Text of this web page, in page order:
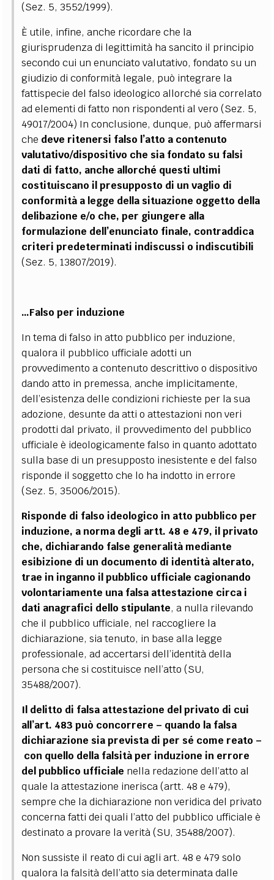
(Sez. 5, 3552/1999).
È utile, infine, anche ricordare che la
giurisprudenza di legittimità ha sancito il principio
secondo cui un enunciato valutativo, fondato su un
giudizio di conformità legale, può integrare la
fattispecie del falso ideologico allorché sia correlato
ad elementi di fatto non rispondenti al vero (Sez. 5,
49017/2004) In conclusione, dunque, può affermarsi
che deve ritenersi falso l’atto a contenuto
valutativo/dispositivo che sia fondato su falsi
dati di fatto, anche allorché questi ultimi
costituiscano il presupposto di un vaglio di
conformità a legge della situazione oggetto della
delibazione e/o che, per giungere alla
formulazione dell’enunciato finale, contraddica
criteri predeterminati indiscussi o indiscutibili
(Sez. 5, 13807/2019).
…Falso per induzione
In tema di falso in atto pubblico per induzione,
qualora il pubblico ufficiale adotti un
provvedimento a contenuto descrittivo o dispositivo
dando atto in premessa, anche implicitamente,
dell’esistenza delle condizioni richieste per la sua
adozione, desunte da atti o attestazioni non veri
prodotti dal privato, il provvedimento del pubblico
ufficiale è ideologicamente falso in quanto adottato
sulla base di un presupposto inesistente e del falso
risponde il soggetto che lo ha indotto in errore
(Sez. 5, 35006/2015).
Risponde di falso ideologico in atto pubblico per
induzione, a norma degli artt. 48 e 479, il privato
che, dichiarando false generalità mediante
esibizione di un documento di identità alterato,
trae in inganno il pubblico ufficiale cagionando
volontariamente una falsa attestazione circa i
dati anagrafici dello stipulante, a nulla rilevando
che il pubblico ufficiale, nel raccogliere la
dichiarazione, sia tenuto, in base alla legge
professionale, ad accertarsi dell’identità della
persona che si costituisce nell’atto (SU,
35488/2007).
Il delitto di falsa attestazione del privato di cui
all’art. 483 può concorrere – quando la falsa
dichiarazione sia prevista di per sé come reato –
con quello della falsità per induzione in errore
del pubblico ufficiale nella redazione dell’atto al
quale la attestazione inerisca (artt. 48 e 479),
sempre che la dichiarazione non veridica del privato
concerna fatti dei quali l’atto del pubblico ufficiale è
destinato a provare la verità (SU, 35488/2007).
Non sussiste il reato di cui agli art. 48 e 479 solo
qualora la falsità dell’atto sia determinata dalle